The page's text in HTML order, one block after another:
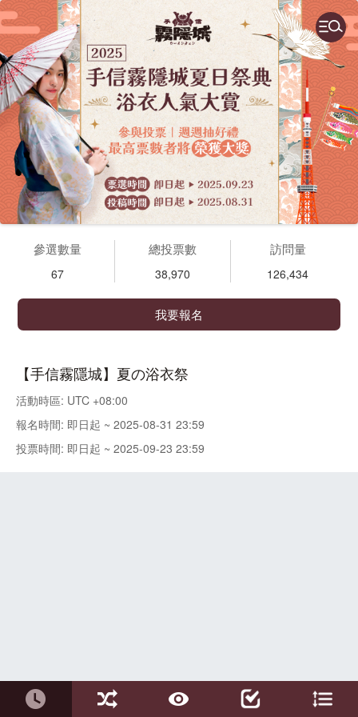
參選數量
67
總投票數
38,970
訪問量
126,434
我要報名
【手信霧隱城】夏の浴衣祭
活動時區: UTC +08:00
報名時間: 即日起 ~ 2025-08-31 23:59
投票時間: 即日起 ~ 2025-09-23 23:59